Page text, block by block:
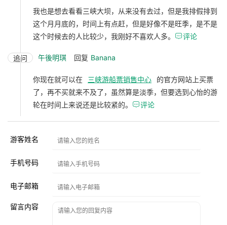
我也是想去看看三峡大坝，从来没有去过，但是我排假排到
这个月月底的，时间上有点赶，但是好像不是旺季，是不是
这个时候去的人比较少，我刚好不喜欢人多。 评论
追问 午後明琪 回复 Banana
你现在就可以在 三峡游船票销售中心
的官方网站上买票
了，再不买就来不及了，虽然算是淡季，但要选到心怡的游
轮在时间上来说还是比较紧的。 评论
游客姓名
手机号码
电子邮箱
留言内容